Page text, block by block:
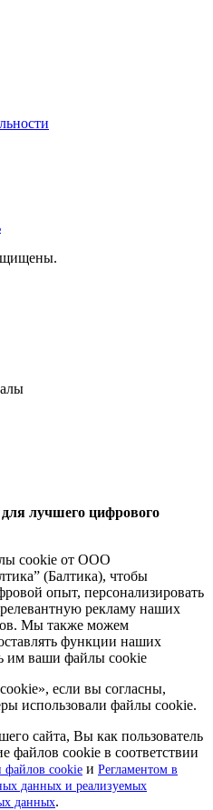
лучшего цифрового
cookie от ООО
(Балтика), чтобы
опыт, персонализировать
рекламу наших
Мы также можем
функции наших
им ваши файлы cookie
если вы согласны,
использовали файлы cookie.
сайта, Вы как пользователь
файлов cookie в соответствии
файлов cookie и Регламентом в
данных и реализуемых
данных.